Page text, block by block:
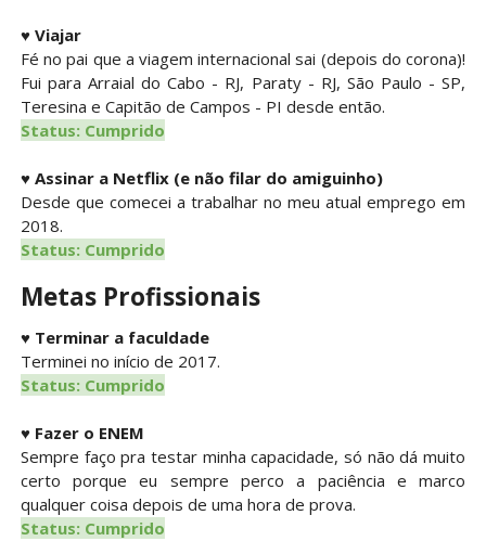
♥ Viajar
Fé no pai que a viagem internacional sai (depois do corona)!
Fui para Arraial do Cabo - RJ, Paraty - RJ, São Paulo - SP,
Teresina e Capitão de Campos - PI desde então.
Status: Cumprido
♥ Assinar a Netflix (e não filar do amiguinho)
Desde que comecei a trabalhar no meu atual emprego em
2018.
Status: Cumprido
Metas Profissionais
♥ Terminar a faculdade
Terminei no início de 2017.
Status: Cumprido
♥ Fazer o ENEM
Sempre faço pra testar minha capacidade, só não dá muito
certo porque eu sempre perco a paciência e marco
qualquer coisa depois de uma hora de prova.
Status: Cumprido